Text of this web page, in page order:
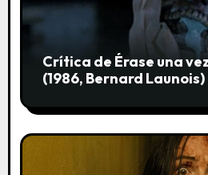
Crítica de Érase una
(1986, Bernard Launois)